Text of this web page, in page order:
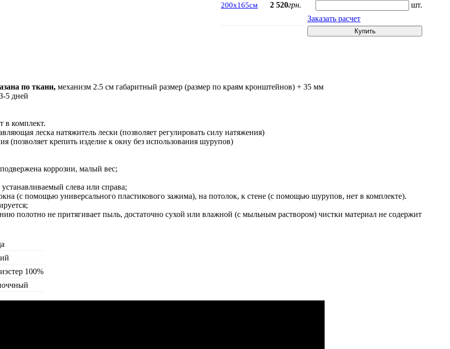
200х165см 2 520грн.
шт.
Заказать расчет
Купить
по ткани, механизм 2.5 см габаритный размер (размер по краям кронштейнов) + 35 мм
5 дней
в комплект.
леска натяжитель лески (позволяет регулировать силу натяжения)
(позволяет крепить изделие к окну без использования шурупов)
коррозии, малый вес;
слева или справа;
(с помощью универсального пластикового зажима), на потолок, к стене (с помощью шурупов, нет в комплекте).
полотно не притягивает пыль, достаточно сухой или влажной (с мыльным раствором) чистки материал не содержит
100%